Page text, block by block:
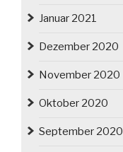
Januar 2021
Dezember 2020
November 2020
Oktober 2020
September 2020